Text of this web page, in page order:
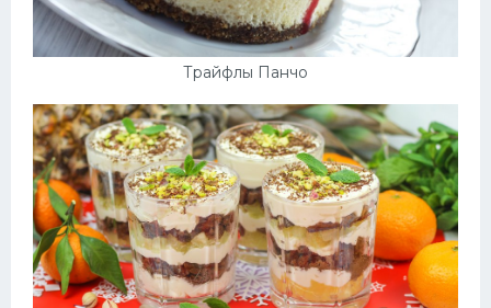
Трайфлы Панчо